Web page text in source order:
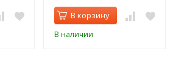
В корзину
В наличии